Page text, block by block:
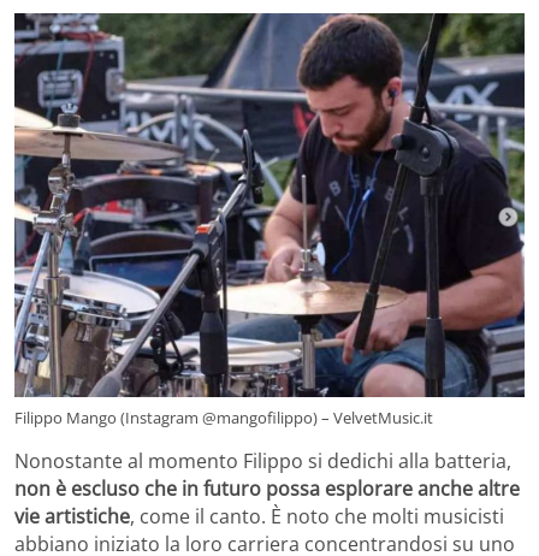
Filippo Mango (Instagram @mangofilippo) – VelvetMusic.it
Nonostante al momento Filippo si dedichi alla batteria,
non è escluso che in futuro possa esplorare anche altre
vie artistiche, come il canto. È noto che molti musicisti
abbiano iniziato la loro carriera concentrandosi su uno